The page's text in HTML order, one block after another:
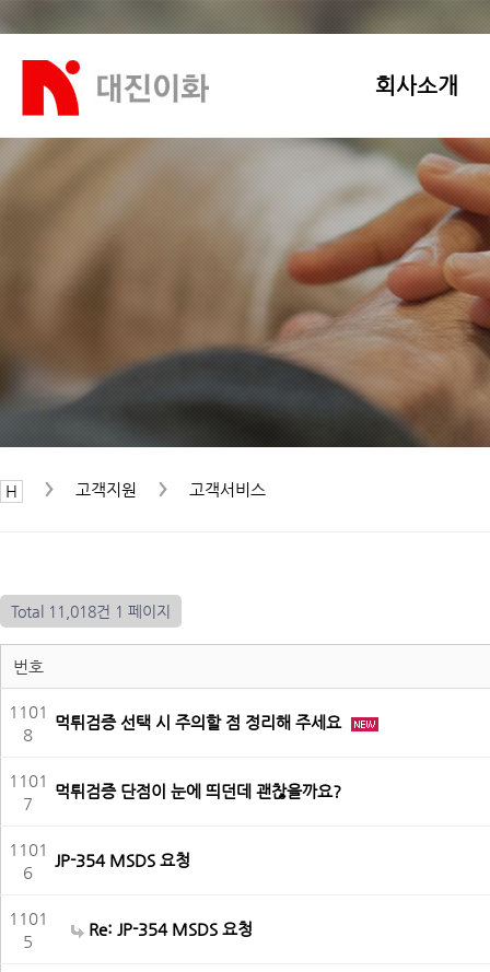
회사소개
고객지원 고객서비스
Total 11,018건 1 페이지
번호
1101
8
먹튀검증 선택 시 주의할 점 정리해 주세요
1101
7
먹튀검증 단점이 눈에 띄던데 괜찮을까요?
1101
6
JP-354 MSDS 요청
1101
5
Re: JP-354 MSDS 요청